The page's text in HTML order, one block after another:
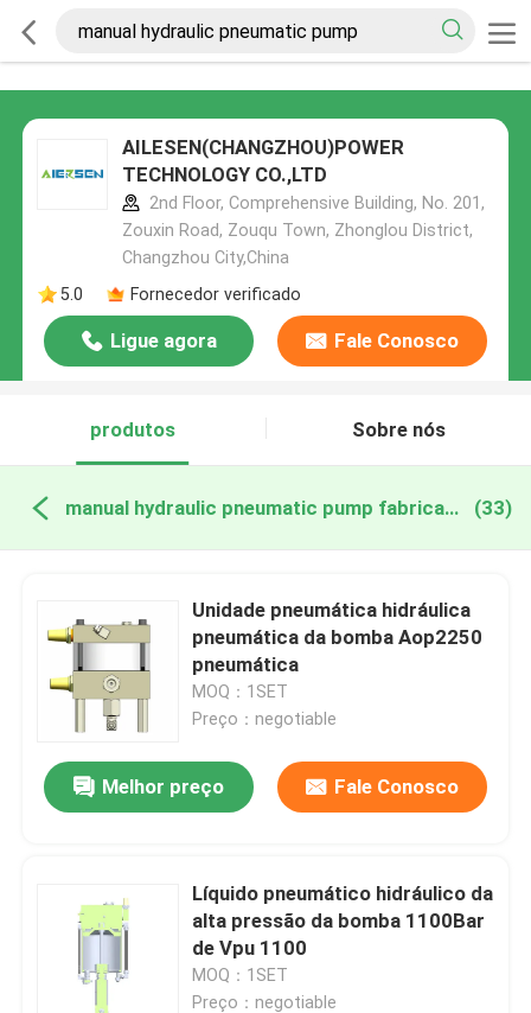
AILESEN(CHANGZHOU)POWER
TECHNOLOGY CO.,LTD
2nd Floor, Comprehensive Building, No. 201,
Zouxin Road, Zouqu Town, Zhonglou District,
Changzhou City,China
5.0
Fornecedor verificado
Ligue agora Fale Conosco
produtos Sobre nós
manual hydraulic pneumatic pump fabricação online (33)
Unidade pneumática hidráulica
pneumática da bomba Aop2250
pneumática
MOQ：1SET
Preço：negotiable
Melhor preço Fale Conosco
Líquido pneumático hidráulico da
alta pressão da bomba 1100Bar
de Vpu 1100
MOQ：1SET
Preço：negotiable